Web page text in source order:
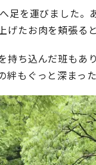
足を運びました
げたお肉を頬張る
持ち込んだ班もあ
もぐっと深まった